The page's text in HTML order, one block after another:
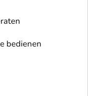
bedienen